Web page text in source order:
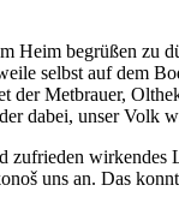
Heim begrüßen zu
selbst auf dem
der Metbrauer,
dabei, unser Volk
zufrieden
uns an. Das